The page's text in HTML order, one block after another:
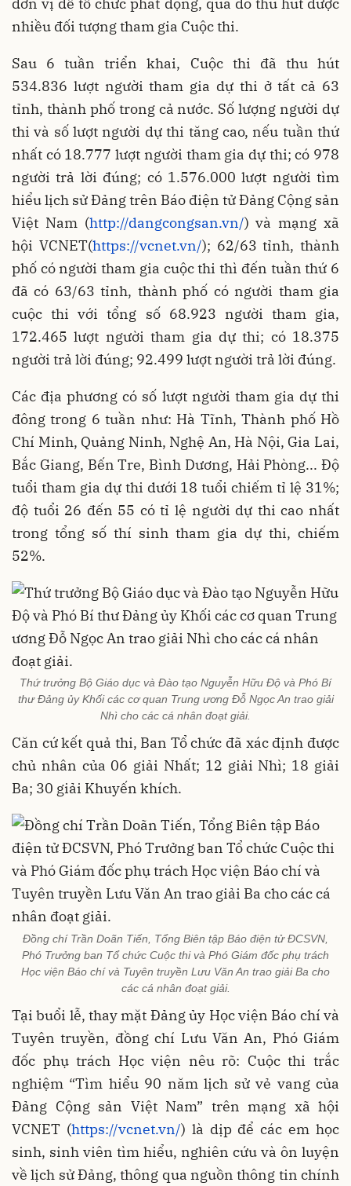
nhiều đối tượng tham gia Cuộc thi.
Sau 6 tuần triển khai, Cuộc thi đã thu hút
534.836 lượt người tham gia dự thi ở tất cả 63
tỉnh, thành phố trong cả nước. Số lượng người dự
thi và số lượt người dự thi tăng cao, nếu tuần thứ
nhất có 18.777 lượt người tham gia dự thi; có 978
người trả lời đúng; có 1.576.000 lượt người tìm
hiểu lịch sử Đảng trên Báo điện tử Đảng Cộng sản
Việt Nam (http://dangcongsan.vn/) và mạng xã
hội VCNET(https://vcnet.vn/); 62/63 tỉnh, thành
phố có người tham gia cuộc thi thì đến tuần thứ 6
đã có 63/63 tỉnh, thành phố có người tham gia
cuộc thi với tổng số 68.923 người tham gia,
172.465 lượt người tham gia dự thi; có 18.375
người trả lời đúng; 92.499 lượt người trả lời đúng.
Các địa phương có số lượt người tham gia dự thi
đông trong 6 tuần như: Hà Tĩnh, Thành phố Hồ
Chí Minh, Quảng Ninh, Nghệ An, Hà Nội, Gia Lai,
Bắc Giang, Bến Tre, Bình Dương, Hải Phòng... Độ
tuổi tham gia dự thi dưới 18 tuổi chiếm tỉ lệ 31%;
độ tuổi 26 đến 55 có tỉ lệ người dự thi cao nhất
trong tổng số thí sinh tham gia dự thi, chiếm
52%.
Thứ trưởng Bộ Giáo dục và Đào tạo Nguyễn Hữu Độ và Phó Bí
thư Đảng ủy Khối các cơ quan Trung ương Đỗ Ngọc An trao giải
Nhì cho các cá nhân đoạt giải.
Căn cứ kết quả thi, Ban Tổ chức đã xác định được
chủ nhân của 06 giải Nhất; 12 giải Nhì; 18 giải
Ba; 30 giải Khuyến khích.
Đồng chí Trần Doãn Tiến, Tổng Biên tập Báo điện tử ĐCSVN,
Phó Trưởng ban Tổ chức Cuộc thi và Phó Giám đốc phụ trách
Học viện Báo chí và Tuyên truyền Lưu Văn An trao giải Ba cho
các cá nhân đoạt giải.
Tại buổi lễ, thay mặt Đảng ủy Học viện Báo chí và
Tuyên truyền, đồng chí Lưu Văn An, Phó Giám
đốc phụ trách Học viện nêu rõ: Cuộc thi trắc
nghiệm “Tìm hiểu 90 năm lịch sử vẻ vang của
Đảng Cộng sản Việt Nam” trên mạng xã hội
VCNET (https://vcnet.vn/) là dịp để các em học
sinh, sinh viên tìm hiểu, nghiên cứu và ôn luyện
về lịch sử Đảng, thông qua nguồn thông tin chính